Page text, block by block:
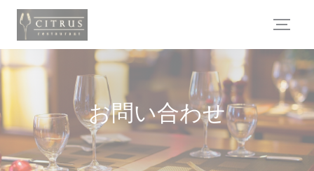
クッキー利用の管理について
お問い合わせ